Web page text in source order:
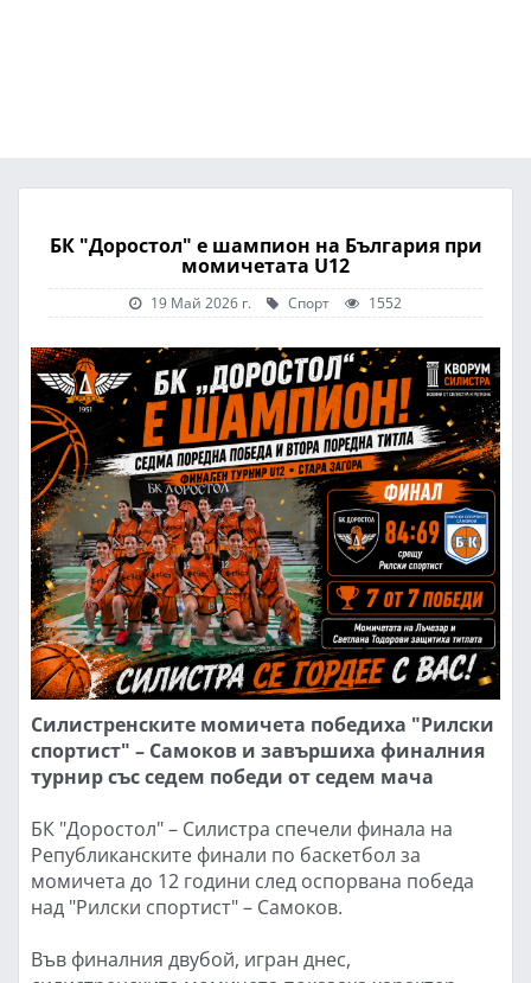
БК "Доростол" е шампион на България при
момичетата U12
19 Май 2026 г. Спорт 1552
Силистренските момичета победиха "Рилски
спортист" – Самоков и завършиха финалния
турнир със седем победи от седем мача
БК "Доростол" – Силистра спечели финала на
Републиканските финали по баскетбол за
момичета до 12 години след оспорвана победа
над "Рилски спортист" – Самоков.
Във финалния двубой, игран днес,